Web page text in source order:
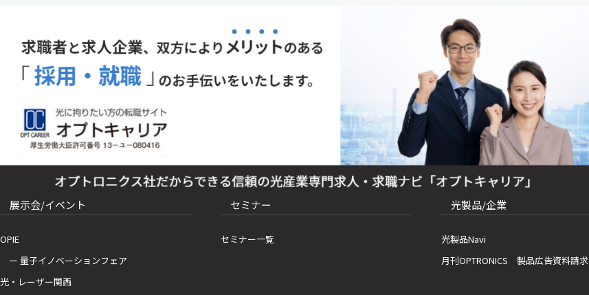
展示会/イベント
OPIE
ー 量子イノベーションフェア
光・レーザー関西
セミナー
セミナー一覧
光製品/企業
光製品Navi
月刊OPTRONICS 製品広告資料請求